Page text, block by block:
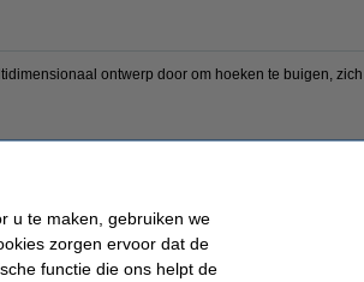
ontwerp door om hoeken te buigen,
oude apparaat
u te maken, gebruiken we
zorgen ervoor dat de
functie die ons helpt de